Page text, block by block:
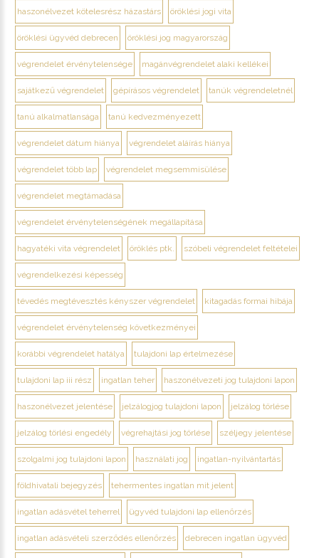
haszonélvezet kötelesrész házastárs öröklési jogi vita
öröklési ügyvéd debrecen öröklési jog magyarország
végrendelet érvénytelensége magánvégrendelet alaki kellékei
sajátkezű végrendelet gépírásos végrendelet tanúk végrendeletnél
tanú alkalmatlansága tanú kedvezményezett
végrendelet dátum hiánya végrendelet aláírás hiánya
végrendelet több lap végrendelet megsemmisülése
végrendelet megtámadása
végrendelet érvénytelenségének megállapítása
hagyatéki vita végrendelet öröklés ptk. szóbeli végrendelet feltételei
végrendelkezési képesség
tévedés megtévesztés kényszer végrendelet kitagadás formai hibája
végrendelet érvénytelenség következményei
korábbi végrendelet hatálya tulajdoni lap értelmezése
tulajdoni lap iii rész ingatlan teher haszonélvezeti jog tulajdoni lapon
haszonélvezet jelentése jelzálogjog tulajdoni lapon jelzálog törlése
jelzálog törlési engedély végrehajtási jog törlése széljegy jelentése
szolgalmi jog tulajdoni lapon használati jog ingatlan-nyilvántartás
földhivatali bejegyzés tehermentes ingatlan mit jelent
ingatlan adásvétel teherrel ügyvéd tulajdoni lap ellenőrzés
ingatlan adásvételi szerződés ellenőrzés debrecen ingatlan ügyvéd